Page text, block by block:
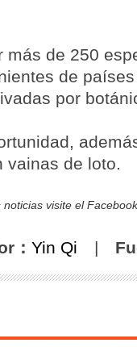
más de 250
de
por
de loto.
visite el
： Yin Qi |